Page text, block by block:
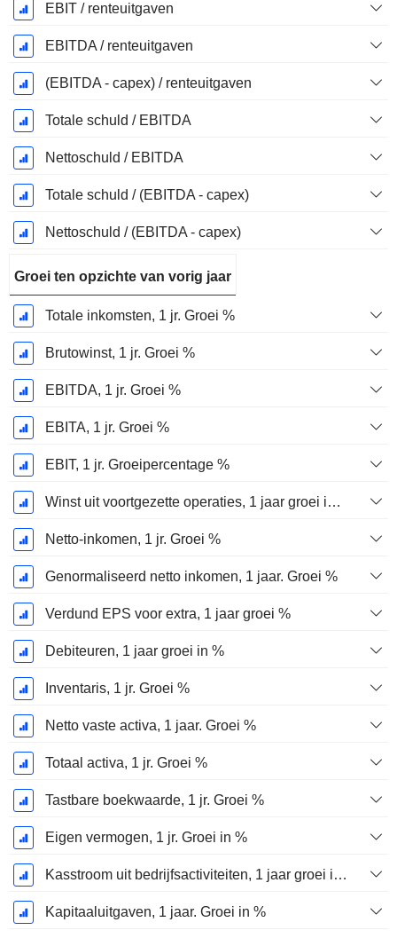
EBIT / renteuitgaven
EBITDA / renteuitgaven
(EBITDA - capex) / renteuitgaven
Totale schuld / EBITDA
Nettoschuld / EBITDA
Totale schuld / (EBITDA - capex)
Nettoschuld / (EBITDA - capex)
Groei ten opzichte van vorig jaar
Totale inkomsten, 1 jr. Groei %
Brutowinst, 1 jr. Groei %
EBITDA, 1 jr. Groei %
EBITA, 1 jr. Groei %
EBIT, 1 jr. Groeipercentage %
Winst uit voortgezette operaties, 1 jaar groei in %
Netto-inkomen, 1 jr. Groei %
Genormaliseerd netto inkomen, 1 jaar. Groei %
Verdund EPS voor extra, 1 jaar groei %
Debiteuren, 1 jaar groei in %
Inventaris, 1 jr. Groei %
Netto vaste activa, 1 jaar. Groei %
Totaal activa, 1 jr. Groei %
Tastbare boekwaarde, 1 jr. Groei %
Eigen vermogen, 1 jr. Groei in %
Kasstroom uit bedrijfsactiviteiten, 1 jaar groei in %
Kapitaaluitgaven, 1 jaar. Groei in %